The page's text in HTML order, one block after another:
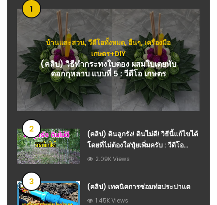
1
บ้านและสวน,วีดีโอทั้งหมด,อื่นๆ,เครื่องมือ
เกษตร+DIY
(คลิป) วิธีทำกระทงใบตอง ผสมใบเตยพับ
ดอกกุหลาบ แบบที่ 5 : วีดีโอ เกษตร
2
(คลิป) ดินลูกรัง! ดินไม่ดี! วิธีนี้แก้ไขได้
โดยที่ไม่ต้องใส่ปุ๋ยเพิ่มครับ : วีดีโอ
เกษตร2.09K Views
3 (คลิป) เทคนิคการซ่อมท่อประปาแต
1.45K Views